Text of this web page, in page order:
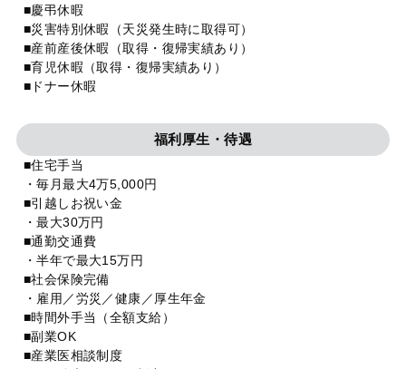
■慶弔休暇
■災害特別休暇（天災発生時に取得可）
■産前産後休暇（取得・復帰実績あり）
■育児休暇（取得・復帰実績あり）
■ドナー休暇
福利厚生・待遇
■住宅手当
・毎月最大4万5,000円
■引越しお祝い金
・最大30万円
■通勤交通費
・半年で最大15万円
■社会保険完備
・雇用／労災／健康／厚生年金
■時間外手当（全額支給）
■副業OK
■産業医相談制度